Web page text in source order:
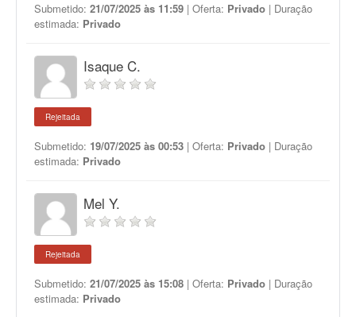
Submetido: 21/07/2025 às 11:59 | Oferta: Privado | Duração
estimada: Privado
Isaque C.
Rejeitada
Submetido: 19/07/2025 às 00:53 | Oferta: Privado | Duração
estimada: Privado
Mel Y.
Rejeitada
Submetido: 21/07/2025 às 15:08 | Oferta: Privado | Duração
estimada: Privado